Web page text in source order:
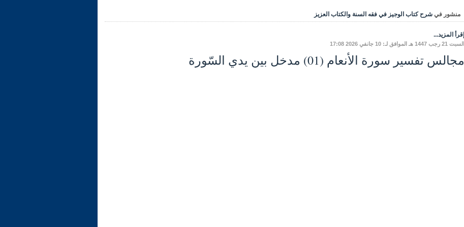
منشور في شرح كتاب الوجيز في فقه السنة والكتاب العزيز
إقرأ المزيد...
السبت 21 رجب 1447 هـ الموافق لـ: 10 جانفي 2026 17:08
مجالس تفسير سورة الأنعام (01) مدخل بين يدي السّورة